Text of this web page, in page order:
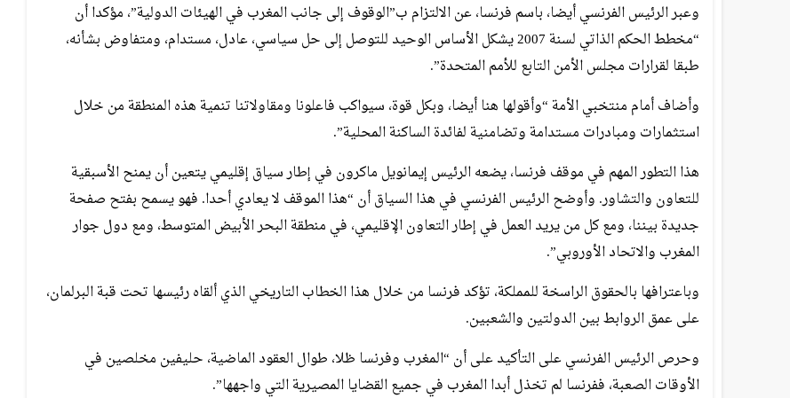
وعبر الرئيس الفرنسي أيضا، باسم فرنسا، عن الالتزام ب”الوقوف إلى جانب المغرب في الهيئات الدولية”، مؤكدا أن
“مخطط الحكم الذاتي لسنة 2007 يشكل الأساس الوحيد للتوصل إلى حل سياسي، عادل، مستدام، ومتفاوض بشأنه،
طبقا لقرارات مجلس الأمن التابع للأمم المتحدة”.
وأضاف أمام منتخبي الأمة “وأقولها هنا أيضا، وبكل قوة، سيواكب فاعلونا ومقاولاتنا تنمية هذه المنطقة من خلال
استثمارات ومبادرات مستدامة وتضامنية لفائدة الساكنة المحلية”.
هذا التطور المهم في موقف فرنسا، يضعه الرئيس إيمانويل ماكرون في إطار سياق إقليمي يتعين أن يمنح الأسبقية
للتعاون والتشاور. وأوضح الرئيس الفرنسي في هذا السياق أن “هذا الموقف لا يعادي أحدا. فهو يسمح بفتح صفحة
جديدة بيننا، ومع كل من يريد العمل في إطار التعاون الإقليمي، في منطقة البحر الأبيض المتوسط، ومع دول جوار
المغرب والاتحاد الأوروبي”.
وباعترافها بالحقوق الراسخة للمملكة، تؤكد فرنسا من خلال هذا الخطاب التاريخي الذي ألقاه رئيسها تحت قبة البرلمان،
على عمق الروابط بين الدولتين والشعبين.
وحرص الرئيس الفرنسي على التأكيد على أن “المغرب وفرنسا ظلا، طوال العقود الماضية، حليفين مخلصين في
الأوقات الصعبة، ففرنسا لم تخذل أبدا المغرب في جميع القضايا المصيرية التي واجهها”.